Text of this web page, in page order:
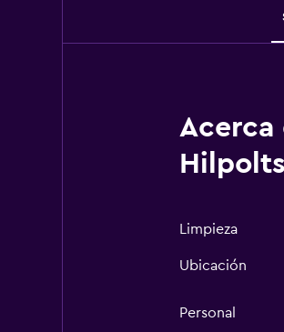
Acerca
Limpieza
Ubicación
Personal